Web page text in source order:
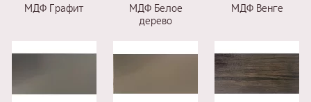
МДФ Графит
МДФ Белое
дерево
МДФ Венге